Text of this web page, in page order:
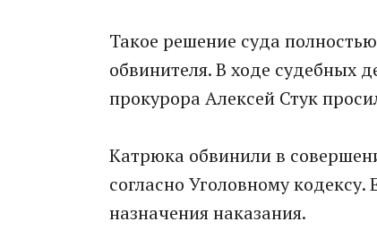
Такое решение суда
обвинителя. В ходе судебных
прокурора Алексей Стук
Катрюка обвинили в
согласно Уголовному
назначения наказания.